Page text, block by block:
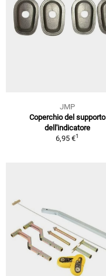
JMP
Coperchio del supporto
dell'indicatore
6,95 €1